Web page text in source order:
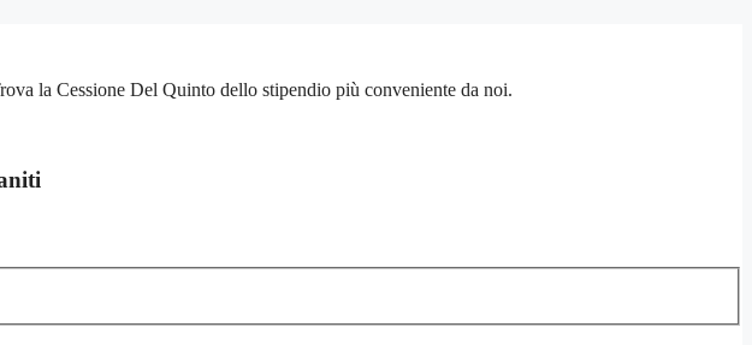
la Cessione Del Quinto dello stipendio più conveniente da noi.